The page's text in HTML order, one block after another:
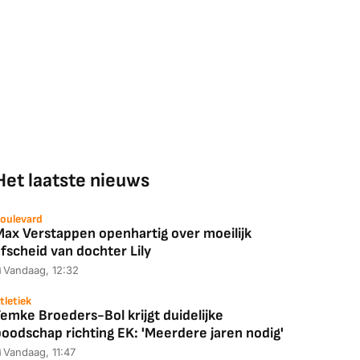
laatste nieuws
Verstappen openhartig over moeilijk
van dochter Lily
Vandaag, 12:32
Broeders-Bol krijgt duidelijke
richting EK: 'Meerdere jaren nodig'
Vandaag, 11:47